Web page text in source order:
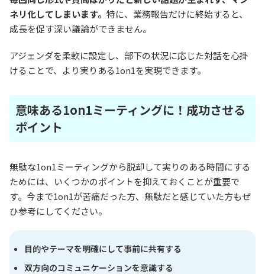
ネリ化してしまいます。 特に、業務報告だけに終始すると、
成長を促す深い議論ができません。
アジェンダを柔軟に設定し、部下の状況に応じた対話を心掛
けることで、より実りある1on1を実現できます。
意味ある1on1ミーティングに！成功させる
ポイント
無駄な1on1ミーティングから脱却して実りのある時間にする
ためには、いくつかのポイントを抑えておくことが重要で
す。今まで1on1が苦痛だった方、無駄だと感じていた方もぜ
ひ参考にしてください。
目的やテーマを明確にして事前に共有する
双方向のコミュニケーションを意識する